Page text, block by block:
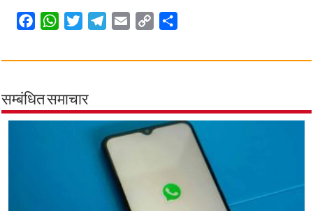
c
b
o
W
a
s
A
i
t
e
l
r
a
m
a
p
i
n
a
सम्बंधित समाचार